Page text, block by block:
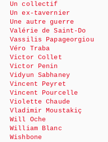
Un collectif
Un ex-tavernier
Une autre guerre
Valérie de Saint-Do
Vassilis Papageorgiou
Véro Traba
Victor Collet
Victor Penin
Vidyun Sabhaney
Vincent Peyret
Vincent Pourcelle
Violette Chaude
Vladimir Moustakiç
Will Oche
William Blanc
Wishbone